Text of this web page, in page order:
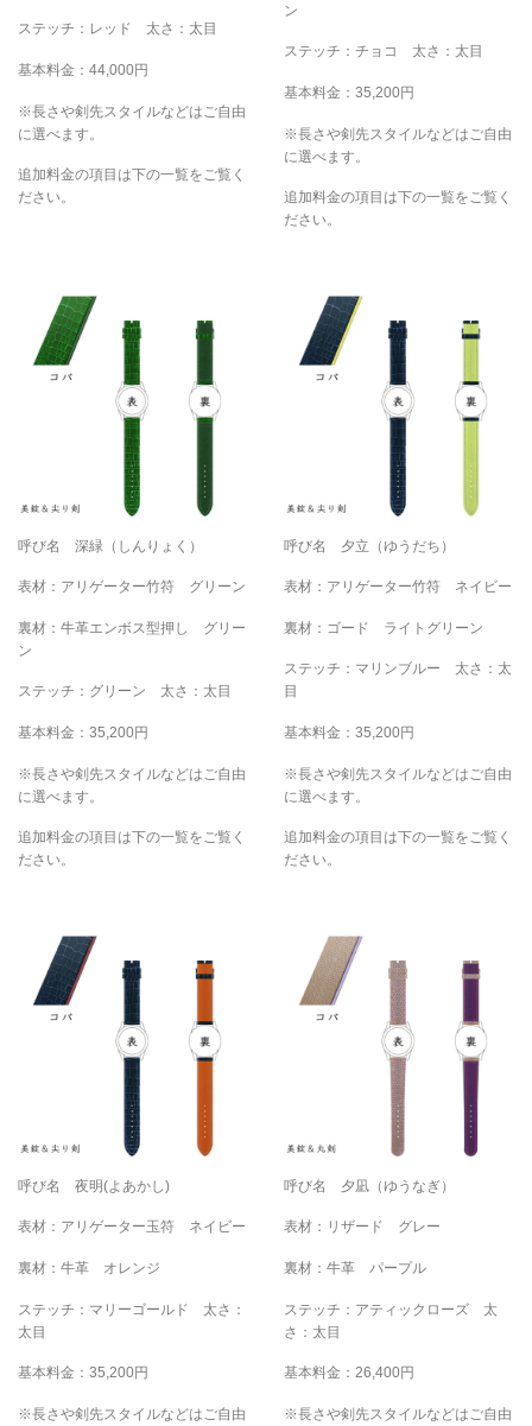
ステッチ：レッド 太さ：太目
基本料金：44,000円
※長さや剣先スタイルなどはご自由
に選べます。
追加料金の項目は下の一覧をご覧く
ださい。
ン
ステッチ：チョコ 太さ：太目
基本料金：35,200円
※長さや剣先スタイルなどはご自由
に選べます。
追加料金の項目は下の一覧をご覧く
ださい。
呼び名 深緑（しんりょく）
表材：アリゲーター竹符 グリーン
裏材：牛革エンボス型押し グリー
ン
ステッチ：グリーン 太さ：太目
基本料金：35,200円
※長さや剣先スタイルなどはご自由
に選べます。
追加料金の項目は下の一覧をご覧く
ださい。
呼び名 夕立（ゆうだち）
表材：アリゲーター竹符 ネイビー
裏材：ゴード ライトグリーン
ステッチ：マリンブルー 太さ：太
目
基本料金：35,200円
※長さや剣先スタイルなどはご自由
に選べます。
追加料金の項目は下の一覧をご覧く
ださい。
呼び名 夜明(よあかし)
表材：アリゲーター玉符 ネイビー
裏材：牛革 オレンジ
ステッチ：マリーゴールド 太さ：
太目
基本料金：35,200円
※長さや剣先スタイルなどはご自由
呼び名 夕凪（ゆうなぎ）
表材：リザード グレー
裏材：牛革 パープル
ステッチ：アティックローズ 太
さ：太目
基本料金：26,400円
※長さや剣先スタイルなどはご自由